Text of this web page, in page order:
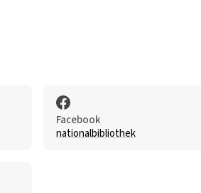
Facebook
nationalbibliothek